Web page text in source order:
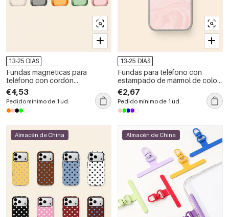
13-25 DÍAS
Fundas magnéticas para
teléfono con cordón
desmontable en las cuatro
esquinas
€4,53
Pedido mínimo de 1 ud.
13-25 DÍAS
Fundas para teléfono con
estampado de mármol de color
liso
€2,67
Pedido mínimo de 1 ud.
Almacén de China Almacén de China